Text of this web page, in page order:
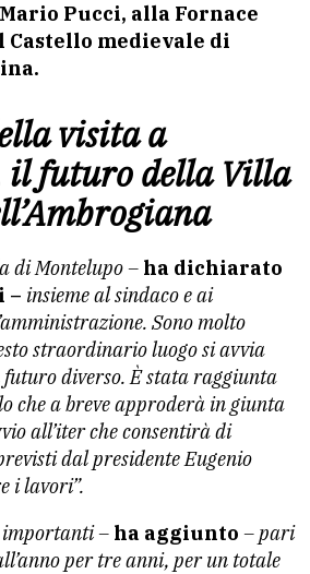
Pucci, alla Fornace
Castello medievale di
visita a
il futuro della Villa
di Montelupo – ha dichiarato
– insieme al sindaco e ai
Sono molto
straordinario luogo si avvia
diverso. È stata raggiunta
che a breve approderà in giunta
all’iter che consentirà di
dal presidente Eugenio
i lavori”.
importanti – ha aggiunto – pari
per tre anni, per un totale